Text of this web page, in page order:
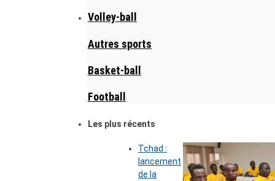
Volley-ball
Autres sports
Basket-ball
Football
Les plus récents
Tchad :
lancement
de la